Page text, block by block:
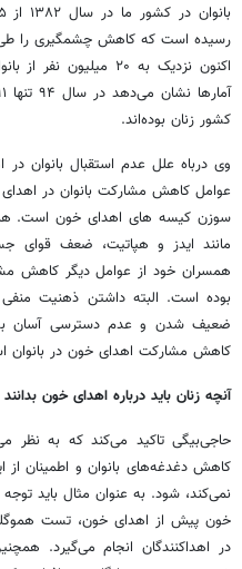
اکنون نزدیک به ۲۰
کشور زنان بوده‌اند.
وی درباه علل عدم استقبال بانوان
عوامل کاهش مشارکت بانوان در
سوزن کیسه های اهدای خون است.
مانند ایدز و هپاتیت، ضعف قوای
همسران خود از عوامل دیگر کاهش
بوده است. البته داشتن ذهنیت
ضعیف شدن و عدم دسترسی آسان به
کاهش مشارکت اهدای خون در بانوان
آنچه زنان باید درباره اهدای خون بدانند
حاجی‌بیگی تاکید می‌کند که به نظر
کاهش دغدغه‌های بانوان و اطمینان از
نمی‌کند، شود. به عنوان مثال باید
خون پیش از اهدای خون،‌ تست
در اهداکنندگان انجام می‌گیرد.